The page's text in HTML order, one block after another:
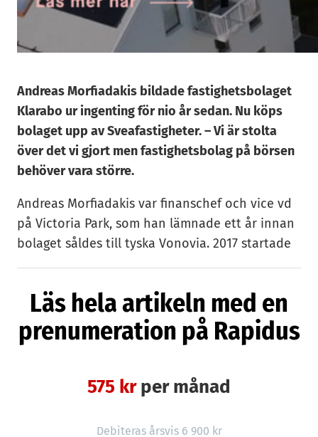
Andreas Morfiadakis bildade fastighetsbolaget
Klarabo ur ingenting för nio år sedan. Nu köps
bolaget upp av Sveafastigheter. – Vi är stolta
över det vi gjort men fastighetsbolag på börsen
behöver vara större.
Andreas Morfiadakis var finanschef och vice vd
på Victoria Park, som han lämnade ett år innan
bolaget såldes till tyska Vonovia. 2017 startade
Anders Pettersson, tidigare koncernchef för
Hilding Anders och Thule.
modulhus på orter där det finns billiga tomter
och en efterfrågan på bostäder.
Aktien gick utför
Läs hela artikeln med en
prenumeration på Rapidus
575 krper månad
Debiteras årsvis 6 900 kr